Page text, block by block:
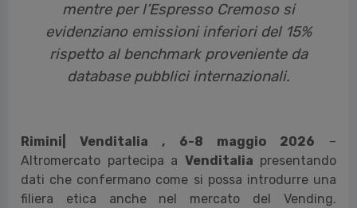
mentre per l’Espresso Cremoso si
evidenziano emissioni inferiori del 15%
rispetto al benchmark proveniente da
database pubblici internazionali.
Rimini| Venditalia , 6-8 maggio 2026 –
Altromercato partecipa a Venditalia presentando
dati che confermano come si possa introdurre una
filiera etica anche nel mercato del Vending.